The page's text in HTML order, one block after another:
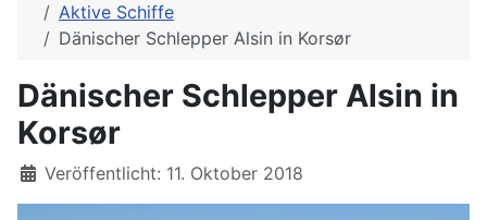
Aktive Schiffe
Dänischer Schlepper Alsin in Korsør
Dänischer Schlepper Alsin in
Korsør
Details
Veröffentlicht: 11. Oktober 2018